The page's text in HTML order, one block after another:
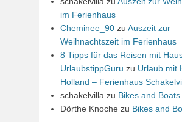
im Ferienhaus
Cheminee_90 zu Auszeit zur
Weihnachtszeit im Ferienhaus
8 Tipps für das Reisen mit
UrlaubstippGuru zu Urlaub mit
Holland – Ferienhaus
schakelvilla zu Bikes and Boats
Dörthe Knoche zu Bikes and